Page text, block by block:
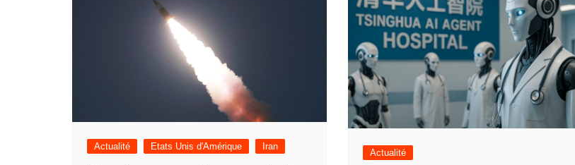
Actualité Etats Unis d'Amérique Iran
Actualité